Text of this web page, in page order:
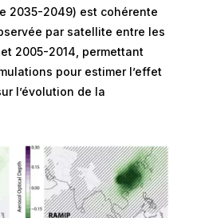
2035-2049) est cohérente
par satellite entre les
2005-2014, permettant
pour estimer l’effet
l’évolution de la